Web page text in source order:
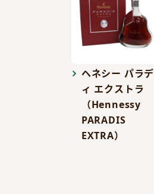
ヘネシー パラデ
ィ エクストラ
（Hennessy
PARADIS
EXTRA）